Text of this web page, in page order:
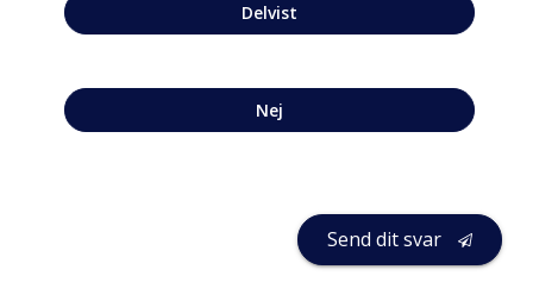
Delvist
Nej
Send dit svar